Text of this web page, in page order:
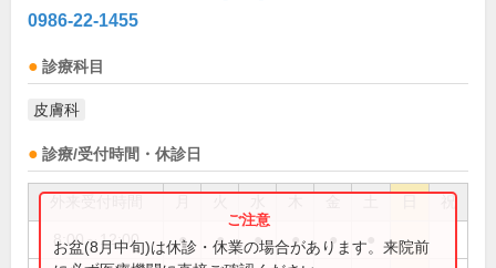
0986-22-1455
診療科目
皮膚科
診療/受付時間・休診日
祝
8:00～12:00 ● ● ● ● ●
お盆(8月中旬)は休診・休業の場合があります。来院前